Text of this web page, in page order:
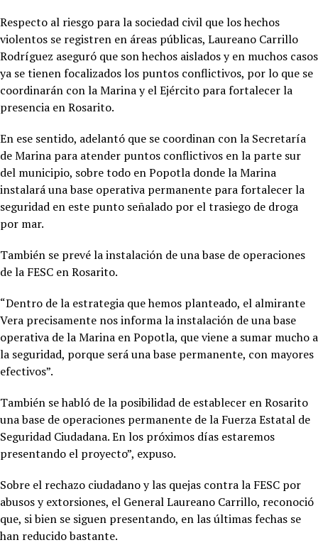
Respecto al riesgo para la sociedad civil que los hechos
violentos se registren en áreas públicas, Laureano Carrillo
Rodríguez aseguró que son hechos aislados y en muchos casos
ya se tienen focalizados los puntos conflictivos, por lo que se
coordinarán con la Marina y el Ejército para fortalecer la
presencia en Rosarito.
En ese sentido, adelantó que se coordinan con la Secretaría
de Marina para atender puntos conflictivos en la parte sur
del municipio, sobre todo en Popotla donde la Marina
instalará una base operativa permanente para fortalecer la
seguridad en este punto señalado por el trasiego de droga
por mar.
También se prevé la instalación de una base de operaciones
de la FESC en Rosarito.
“Dentro de la estrategia que hemos planteado, el almirante
Vera precisamente nos informa la instalación de una base
operativa de la Marina en Popotla, que viene a sumar mucho a
la seguridad, porque será una base permanente, con mayores
efectivos”.
También se habló de la posibilidad de establecer en Rosarito
una base de operaciones permanente de la Fuerza Estatal de
Seguridad Ciudadana. En los próximos días estaremos
presentando el proyecto”, expuso.
Sobre el rechazo ciudadano y las quejas contra la FESC por
abusos y extorsiones, el General Laureano Carrillo, reconoció
que, si bien se siguen presentando, en las últimas fechas se
han reducido bastante.